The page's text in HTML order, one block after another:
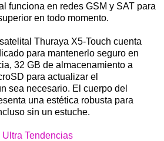
funciona en redes GSM y SAT para
en todo momento.
Thuraya X5-Touch cuenta
para mantenerlo seguro en
32 GB de almacenamiento a
para actualizar el
sea necesario. El cuerpo del
una estética robusta para
sin un estuche.
Ultra Tendencias